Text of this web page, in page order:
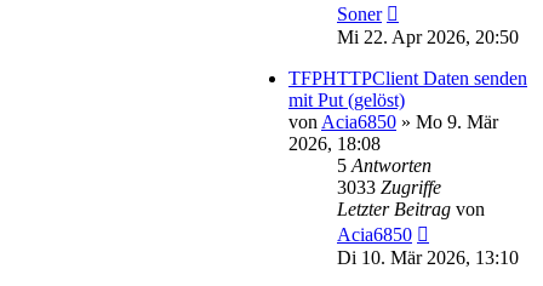
Soner
Mi 22. Apr 2026, 20:50
TFPHTTPClient Daten senden
mit Put (gelöst)
von Acia6850 » Mo 9. Mär
2026, 18:08
5 Antworten
3033 Zugriffe
Letzter Beitrag von
Acia6850
Di 10. Mär 2026, 13:10